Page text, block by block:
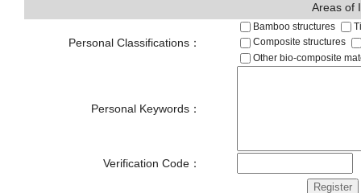
Areas of
Personal Classifications：
Bamboo structures
Composite structures
Other bio-composite
Personal Keywords：
Verification Code：